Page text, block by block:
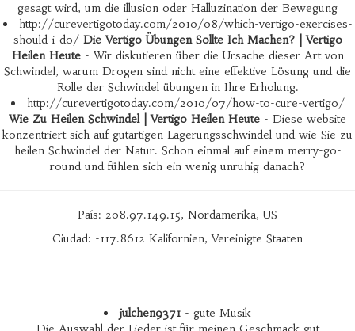
gesagt wird, um die illusion oder Halluzination der Bewegung
http://curevertigotoday.com/2010/08/which-vertigo-exercises-
should-i-do/ Die Vertigo Übungen Sollte Ich Machen? | Vertigo
Heilen Heute- Wir diskutieren über die Ursache dieser Art von
Schwindel, warum Drogen sind nicht eine effektive Lösung und die
Rolle der Schwindel übungen in Ihre Erholung.
http://curevertigotoday.com/2010/07/how-to-cure-vertigo/
Wie Zu Heilen Schwindel | Vertigo Heilen Heute - Diese website
konzentriert sich auf gutartigen Lagerungsschwindel und wie Sie zu
heilen Schwindel der Natur. Schon einmal auf einem merry-go-
round und fühlen sich ein wenig unruhig danach?
País: 208.97.149.15, Nordamerika, US
Ciudad: -117.8612 Kalifornien, Vereinigte Staaten
julchen9371 - gute Musik